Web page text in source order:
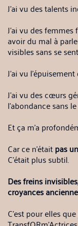
J’ai vu des talents
J’ai vu des
avoir du mal à
visibles sans se
J’ai vu
J’ai vu des cœurs
l’abondance sans
Et ça m’a
Car ce n’étaitpas
C’était plus subtil.
Des freins
croyances
C’est pour elles